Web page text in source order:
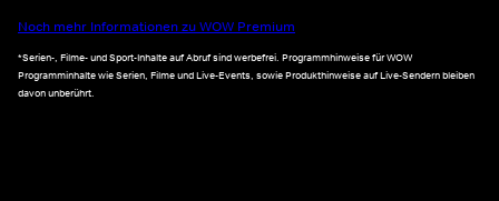
Noch mehr Informationen zu WOW Premium
*Serien-, Filme- und Sport-Inhalte auf Abruf sind werbefrei. Programmhinweise für WOW
Programminhalte wie Serien, Filme und Live-Events, sowie Produkthinweise auf Live-Sendern bleiben
davon unberührt.